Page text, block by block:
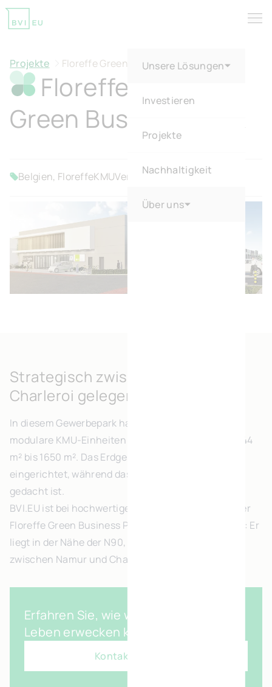
Unsere Lösungen
Investieren
Projekte
Nachhaltigkeit
Über uns
Floreffe
Green Business Park
Projekte Floreffe Green Business Park
Belgien, FloreffeKMUVerkauft
Strategisch zwischen Namur und
Charleroi gelegen
In diesem Gewerbepark hat BVI.EU 40 flexible und
modulare KMU-Einheiten erbaut. Diese gibt es ab 144
m² bis 1650 m². Das Erdgeschoss ist als Showroom
eingerichtet, während das Obergeschoss als Büro
gedacht ist.
BVI.EU ist bei hochwertigen KMU-Parks führend. Der
Floreffe Green Business Par ist da keine Ausnahme: Er
liegt in der Nähe der N90, der Hauptverkehrsachse
zwischen Namur und Charleroi.
Erfahren Sie, wie wir Ihre Vision zum
Leben erwecken können
Kontaktiert uns